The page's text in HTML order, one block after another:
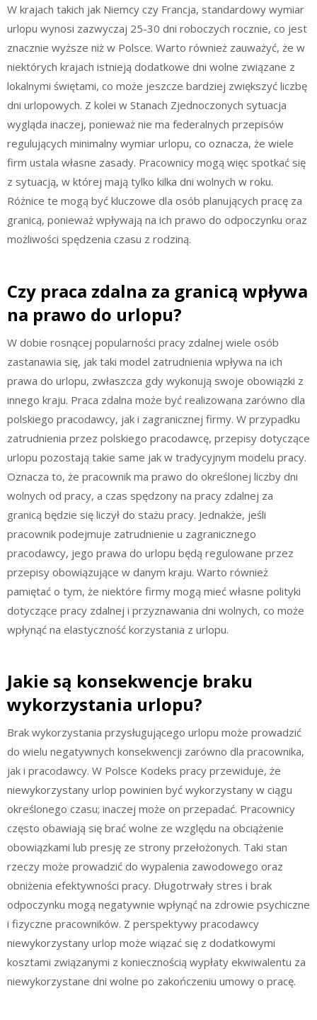
W krajach takich jak Niemcy czy Francja, standardowy wymiar
urlopu wynosi zazwyczaj 25-30 dni roboczych rocznie, co jest
znacznie wyższe niż w Polsce. Warto również zauważyć, że w
niektórych krajach istnieją dodatkowe dni wolne związane z
lokalnymi świętami, co może jeszcze bardziej zwiększyć liczbę
dni urlopowych. Z kolei w Stanach Zjednoczonych sytuacja
wygląda inaczej, ponieważ nie ma federalnych przepisów
regulujących minimalny wymiar urlopu, co oznacza, że wiele
firm ustala własne zasady. Pracownicy mogą więc spotkać się
z sytuacją, w której mają tylko kilka dni wolnych w roku.
Różnice te mogą być kluczowe dla osób planujących pracę za
granicą, ponieważ wpływają na ich prawo do odpoczynku oraz
możliwości spędzenia czasu z rodziną.
Czy praca zdalna za granicą wpływa
na prawo do urlopu?
W dobie rosnącej popularności pracy zdalnej wiele osób
zastanawia się, jak taki model zatrudnienia wpływa na ich
prawa do urlopu, zwłaszcza gdy wykonują swoje obowiązki z
innego kraju. Praca zdalna może być realizowana zarówno dla
polskiego pracodawcy, jak i zagranicznej firmy. W przypadku
zatrudnienia przez polskiego pracodawcę, przepisy dotyczące
urlopu pozostają takie same jak w tradycyjnym modelu pracy.
Oznacza to, że pracownik ma prawo do określonej liczby dni
wolnych od pracy, a czas spędzony na pracy zdalnej za
granicą będzie się liczył do stażu pracy. Jednakże, jeśli
pracownik podejmuje zatrudnienie u zagranicznego
pracodawcy, jego prawa do urlopu będą regulowane przez
przepisy obowiązujące w danym kraju. Warto również
pamiętać o tym, że niektóre firmy mogą mieć własne polityki
dotyczące pracy zdalnej i przyznawania dni wolnych, co może
wpłynąć na elastyczność korzystania z urlopu.
Jakie są konsekwencje braku
wykorzystania urlopu?
Brak wykorzystania przysługującego urlopu może prowadzić
do wielu negatywnych konsekwencji zarówno dla pracownika,
jak i pracodawcy. W Polsce Kodeks pracy przewiduje, że
niewykorzystany urlop powinien być wykorzystany w ciągu
określonego czasu; inaczej może on przepadać. Pracownicy
często obawiają się brać wolne ze względu na obciążenie
obowiązkami lub presję ze strony przełożonych. Taki stan
rzeczy może prowadzić do wypalenia zawodowego oraz
obniżenia efektywności pracy. Długotrwały stres i brak
odpoczynku mogą negatywnie wpłynąć na zdrowie psychiczne
i fizyczne pracowników. Z perspektywy pracodawcy
niewykorzystany urlop może wiązać się z dodatkowymi
kosztami związanymi z koniecznością wypłaty ekwiwalentu za
niewykorzystane dni wolne po zakończeniu umowy o pracę.